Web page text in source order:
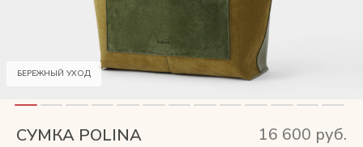
Мужские сумки
БЕРЕЖНЫЙ УХОД
СУМКА POLINA
16 600 руб.